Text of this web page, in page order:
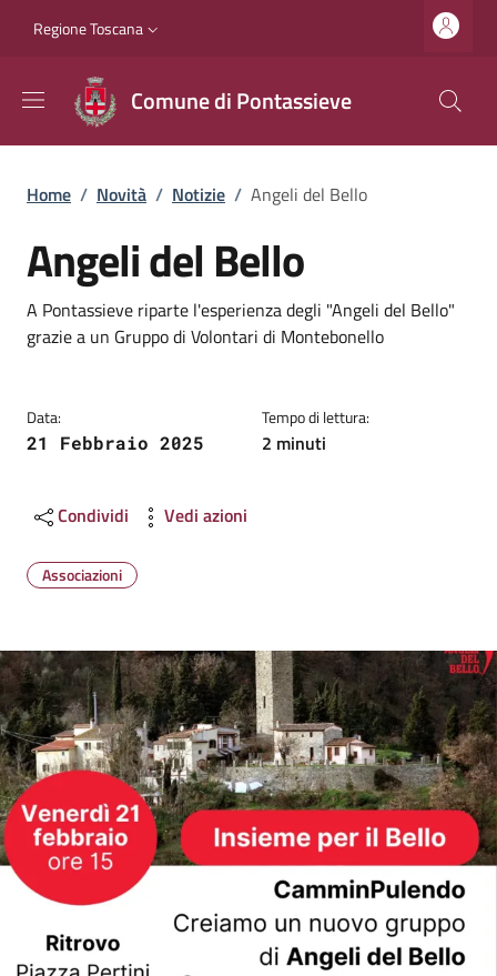
Slim top
Regione Toscana
Comune di Pontassieve
Briciole di pane
Home / Novità / Notizie / Angeli del Bello
Angeli del Bello
Dettagli
Descrizione breve
A Pontassieve riparte l'esperienza degli "Angeli del Bello"
grazie a un Gruppo di Volontari di Montebonello
Data:
21 Febbraio 2025
Tempo di lettura:
2 minuti
Condividi Vedi azioni
Associazioni
Image